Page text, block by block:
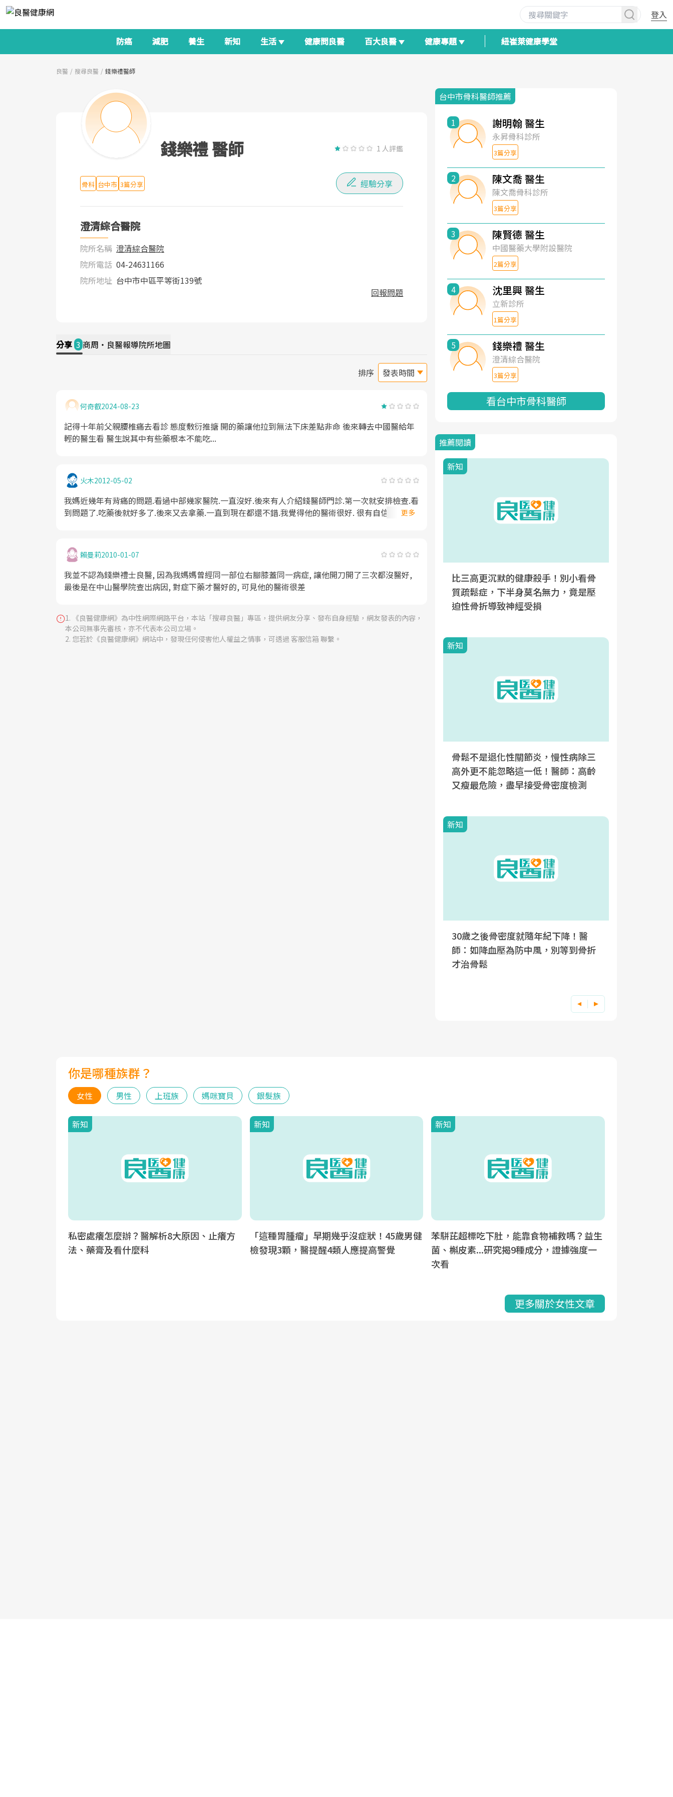
登入
防癌 減肥 養生 新知 生活 健康問良醫 百大良醫 健康專題 紐崔萊健康學堂
良醫 搜尋良醫 錢樂禮醫師
錢樂禮 醫師 1 人評鑑
骨科 台中市 3篇分享 經驗分享
澄清綜合醫院
院所名稱 澄清綜合醫院
院所電話 04-24631166
院所地址 台中市中區平等街139號
回報問題
分享 3 商周・良醫報導院所地圖
排序
何奇叡2024-08-23
記得十年前父親腰椎痛去看診 態度敷衍推搪 開的藥讓他拉到無法下床差點非命 後來轉去中國醫給年
輕的醫生看 醫生說其中有些藥根本不能吃...
火木2012-05-02
我媽近幾年有背痛的問題.看過中部幾家醫院.一直沒好.後來有人介紹錢醫師門診.第一次就安排檢查.看
到問題了.吃藥後就好多了.後來又去拿藥.一直到現在都還不錯.我覺得他的醫術很好. 很有自信. 講話清
更多
賴曼莉2010-01-07
我並不認為錢樂禮士良醫, 因為我媽媽曾經同一部位右腳膝蓋同一病症, 讓他開刀開了三次都沒醫好,
最後是在中山醫學院查出病因, 對症下藥才醫好的, 可見他的醫術很差
《良醫健康網》為中性網際網路平台，本站「搜尋良醫」專區，提供網友分享、發布自身經驗，網友發表的內容，
本公司無事先審核，亦不代表本公司立場。
您若於《良醫健康網》網站中，發現任何侵害他人權益之情事，可透過 客服信箱 聯繫。
台中市骨科醫師推薦
1 謝明翰 醫生
永昇骨科診所
3篇分享
2 陳文喬 醫生
陳文喬骨科診所
3篇分享
3 陳賢德 醫生
中國醫藥大學附設醫院
2篇分享
4 沈里興 醫生
立新診所
1篇分享
5 錢樂禮 醫生
澄清綜合醫院
3篇分享
看台中市骨科醫師
推薦閱讀
新知
比三高更沉默的健康殺手！別小看骨
質疏鬆症，下半身莫名無力，竟是壓
迫性骨折導致神經受損
新知
骨鬆不是退化性關節炎，慢性病除三
高外更不能忽略這一低！醫師：高齡
又瘦最危險，盡早接受骨密度檢測
新知
30歲之後骨密度就隨年紀下降！醫
師：如降血壓為防中風，別等到骨折
才治骨鬆
你是哪種族群？
女性 男性 上班族 媽咪寶貝 銀髮族
新知
私密處癢怎麼辦？醫解析8大原因、止癢方
法、藥膏及看什麼科
新知
「這種胃腫瘤」早期幾乎沒症狀！45歲男健
檢發現3顆，醫提醒4類人應提高警覺
新知
苯駢芘超標吃下肚，能靠食物補救嗎？益生
菌、槲皮素...研究揭9種成分，證據強度一
次看
更多關於女性文章